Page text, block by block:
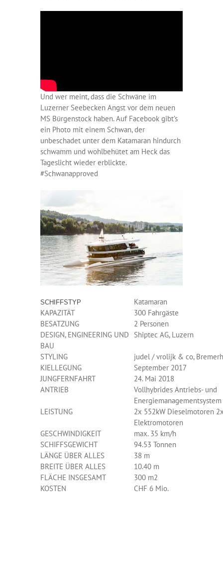
Und wer meint, dass die Schwäne im
Luzerner Seebecken Angst vor dem neuen
MS Bürgenstock haben. Auf Facebook gibt’s
ein Photo mit einem Schwan, der
unbeschadet unter dem Katamaran hindurch
schwamm und wohlbehütet am Heck das
Tageslicht wieder erblickte.
#Schwanapproved
SCHIFFSTYP
Katamaran
KAPAZITÄT
300 Fahrgäste
BESATZUNG
2 Personen
DESIGN, ENGINEERING UND
BAU
Shiptec AG, Luzern
STYLING
judel / vrolijk & co,
KIELLEGUNG
September 2017
JUNGFERNFAHRT
24. Mai 2018
ANTRIEB
Vollhybrides Antriebs- und
Energiemanagementsystem
LEISTUNG
2x 552kW Dieselmotoren
Elektromotoren
GESCHWINDIGKEIT
max. 35 km/h
SCHIFFSGEWICHT
94.53 Tonnen
LÄNGE ÜBER ALLES
38 m
BREITE ÜBER ALLES
10.40 m
FLÄCHE INSGESAMT
300 m2
KOSTEN
CHF 6 Mio.